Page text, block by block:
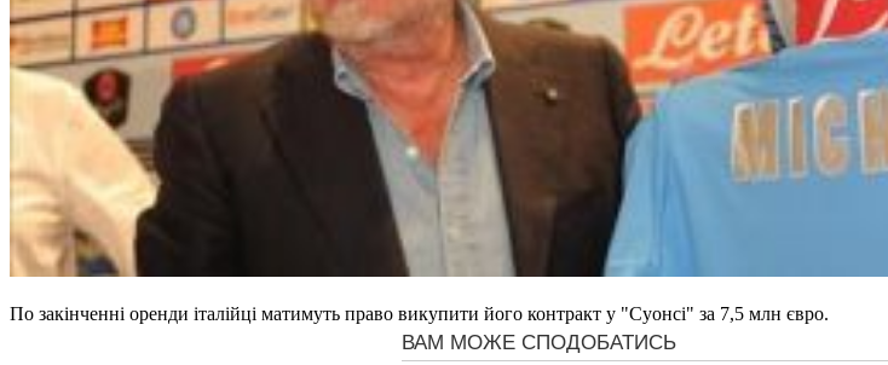
По закінченні оренди італійці матимуть право викупити його контракт у "Суонсі" за 7,5 млн євро.